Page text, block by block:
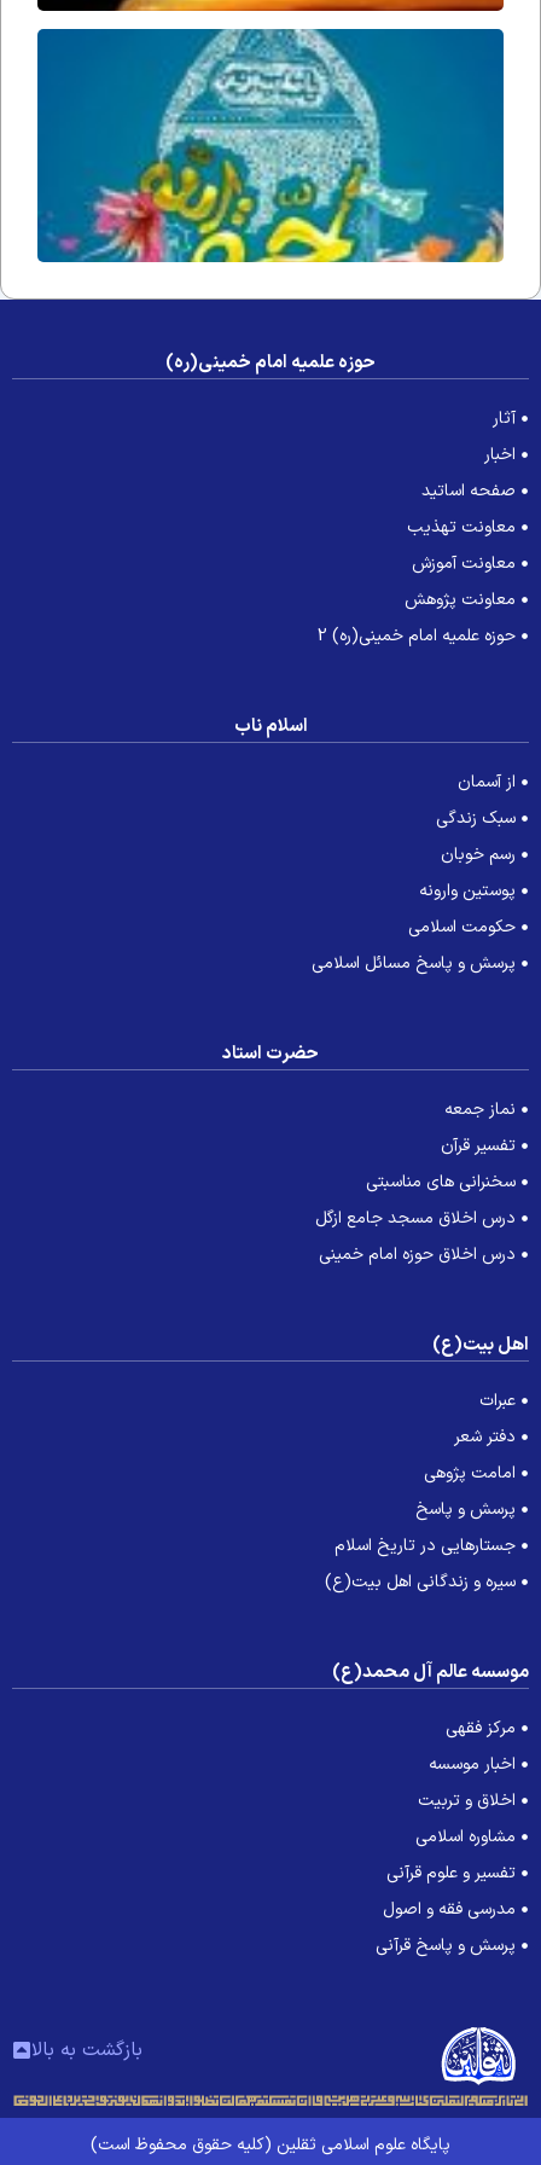
حُجّت
حوزه علمیه امام خمینی(ره)
آثار
اخبار
صفحه اساتید
معاونت تهذیب
معاونت آموزش
معاونت پژوهش
حوزه علمیه امام خمینی(ره) 2
اسلام ناب
از آسمان
سبک زندگی
رسم خوبان
پوستین وارونه
حکومت اسلامی
پرسش و پاسخ مسائل اسلامی
حضرت استاد
نماز جمعه
تفسیر قرآن
سخنرانی های مناسبتی
درس اخلاق مسجد جامع ازگل
درس اخلاق حوزه امام خمینی
بیت(ع)
عبرات
دفتر شعر
امامت پژوهی
پرسش و پاسخ
جستارهایی در تاریخ اسلام
سیره و زندگانی اهل بیت(ع)
عالم آل محمد(ع)
مرکز فقهی
اخبار موسسه
اخلاق و تربیت
مشاوره اسلامی
تفسیر و علوم قرآنی
مدرسی فقه و اصول
پرسش و پاسخ قرآنی
بازگشت به بالا
پایگاه علوم اسلامی ثقلین (کلیه حقوق محفوظ است)